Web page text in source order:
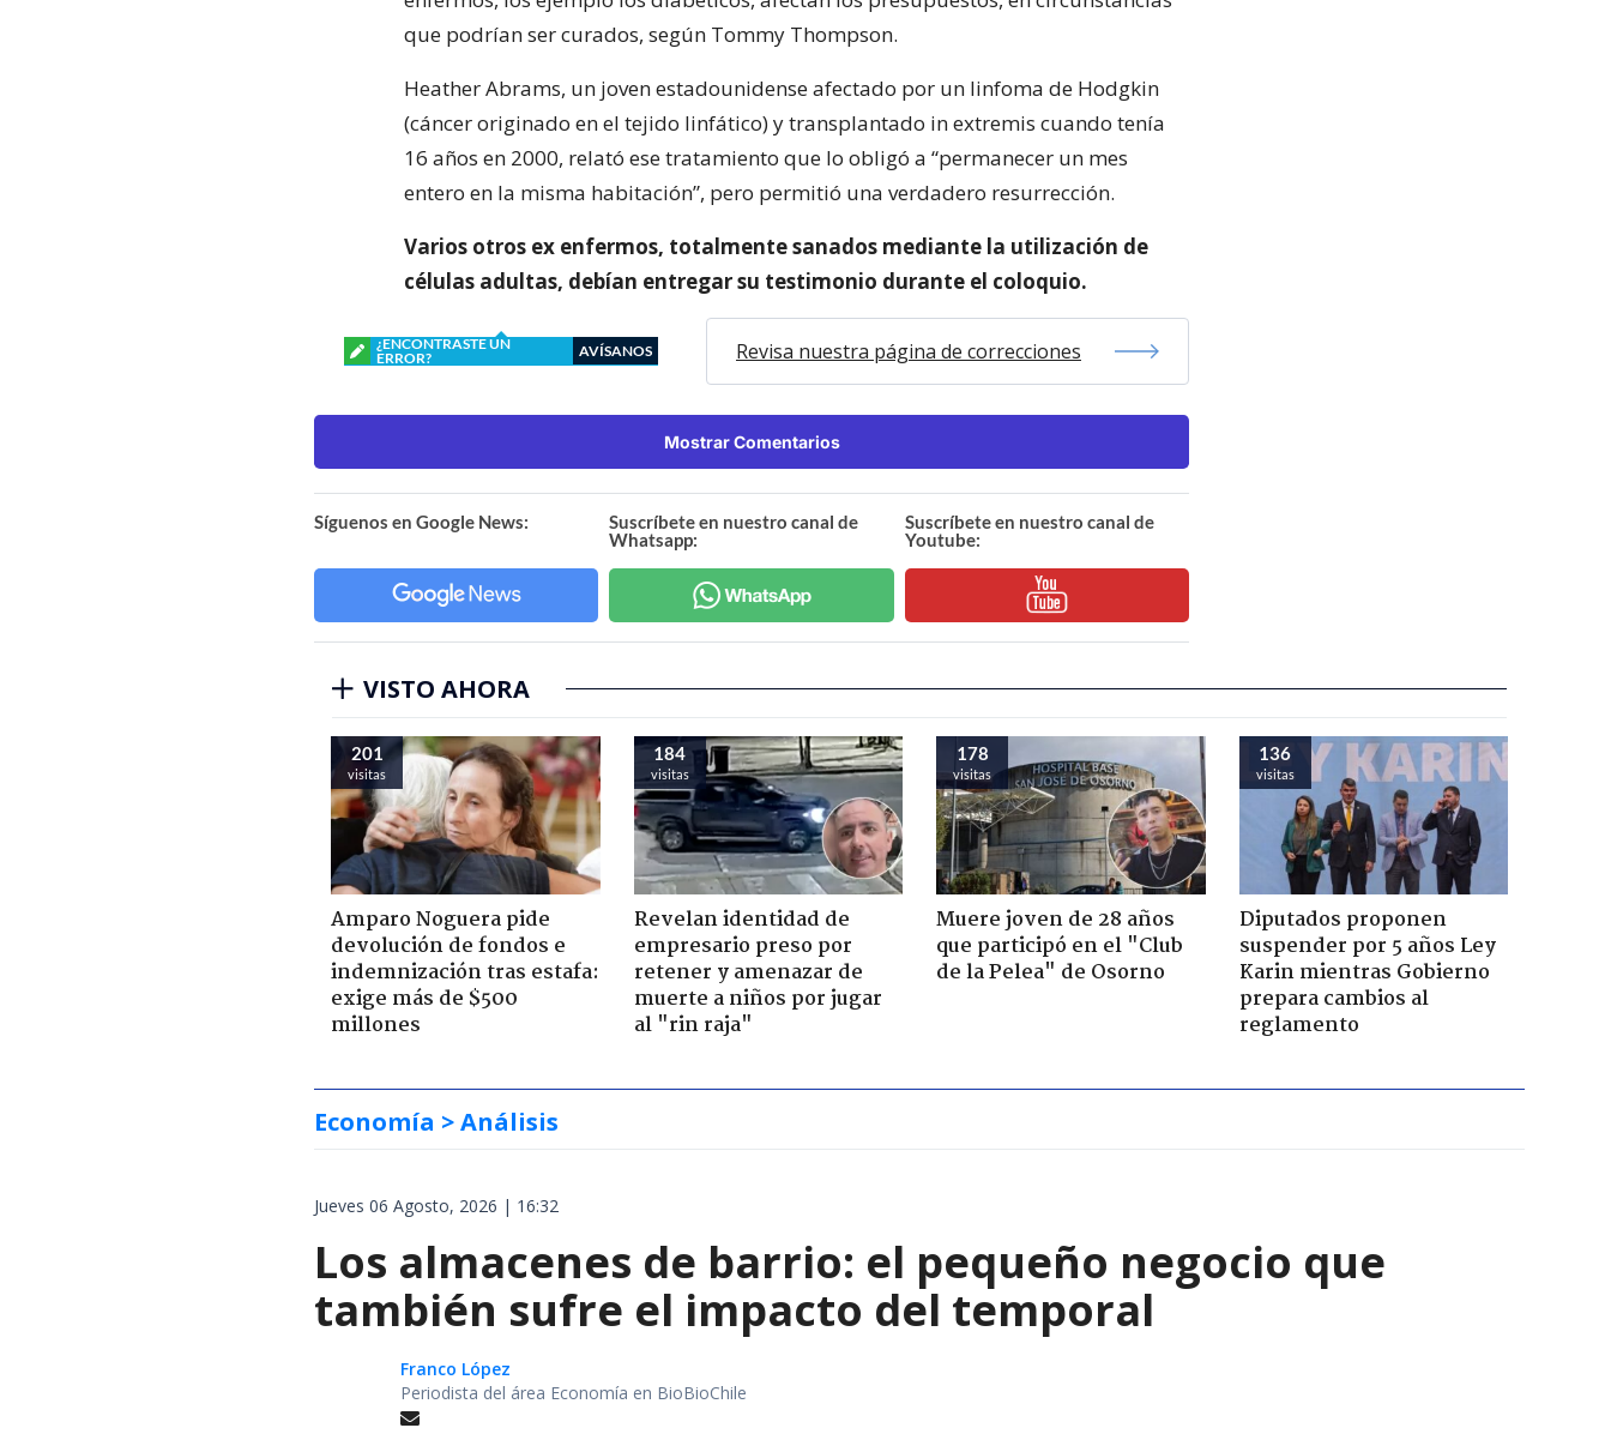
que podrían ser curados, según Tommy Thompson.
Heather Abrams, un joven estadounidense afectado por un linfoma de Hodgkin
(cáncer originado en el tejido linfático) y transplantado in extremis cuando tenía
16 años en 2000, relató ese tratamiento que lo obligó a “permanecer un mes
entero en la misma habitación”, pero permitió una verdadero resurrección.
Varios otros ex enfermos, totalmente sanados mediante la utilización de
células adultas, debían entregar su testimonio durante el coloquio.
¿ENCONTRASTE UN
ERROR?
AVÍSANOS Revisa nuestra página de correcciones
Mostrar Comentarios
Síguenos en Google News:
Suscríbete en nuestro canal de
Whatsapp:
Suscríbete en nuestro canal de
Youtube:
VISTO AHORA
201
visitas
Amparo Noguera pide
devolución de fondos e
indemnización tras estafa:
exige más de $500
millones
184
visitas
Revelan identidad de
empresario preso por
retener y amenazar de
muerte a niños por jugar
al "rin raja"
178
visitas
Muere joven de 28 años
que participó en el "Club
de la Pelea" de Osorno
136
visitas
Diputados proponen
suspender por 5 años Ley
Karin mientras Gobierno
prepara cambios al
reglamento
Economía > Análisis
Jueves 06 Agosto, 2026 | 16:32
Los almacenes de barrio: el pequeño negocio que
también sufre el impacto del temporal
Franco López
Periodista del área Economía en BioBioChile